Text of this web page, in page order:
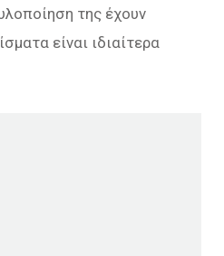
της έχουν
είναι ιδιαίτερα